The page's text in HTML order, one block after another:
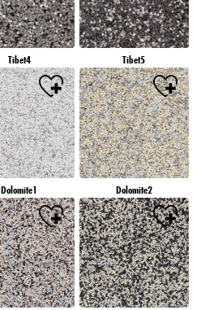
Tibet4 Tibet5
Dolomite1 Dolomite2